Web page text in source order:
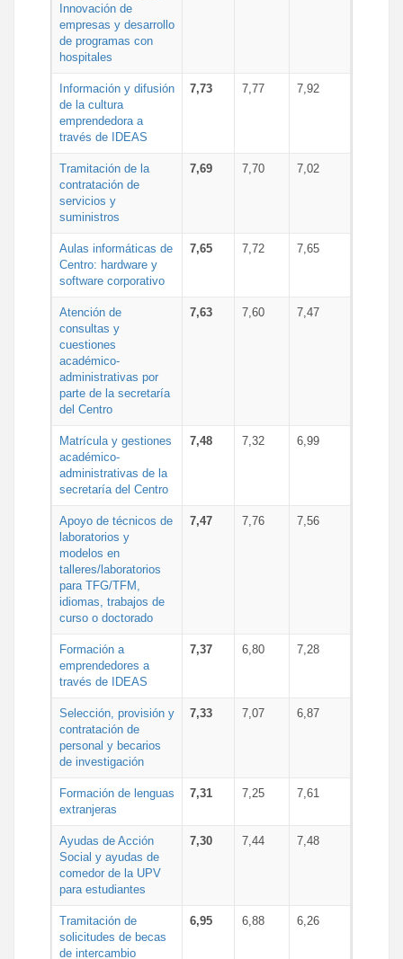
Innovación de
empresas y desarrollo
de programas con
hospitales
Información y difusión
de la cultura
emprendedora a
través de IDEAS
7,73 7,77 7,92
Tramitación de la
contratación de
servicios y
suministros
7,69 7,70 7,02
Aulas informáticas de
Centro: hardware y
software corporativo
7,65 7,72 7,65
Atención de
consultas y
cuestiones
académico-
administrativas por
parte de la secretaría
del Centro
7,63 7,60 7,47
Matrícula y gestiones
académico-
administrativas de la
secretaría del Centro
7,48 7,32 6,99
Apoyo de técnicos de
laboratorios y
modelos en
talleres/laboratorios
para TFG/TFM,
idiomas, trabajos de
curso o doctorado
7,47 7,76 7,56
Formación a
emprendedores a
través de IDEAS
7,37 6,80 7,28
Selección, provisión y
contratación de
personal y becarios
de investigación
7,33 7,07 6,87
Formación de lenguas
extranjeras
7,31 7,25 7,61
Ayudas de Acción
Social y ayudas de
comedor de la UPV
para estudiantes
7,30 7,44 7,48
Tramitación de
solicitudes de becas
de intercambio
6,95 6,88 6,26